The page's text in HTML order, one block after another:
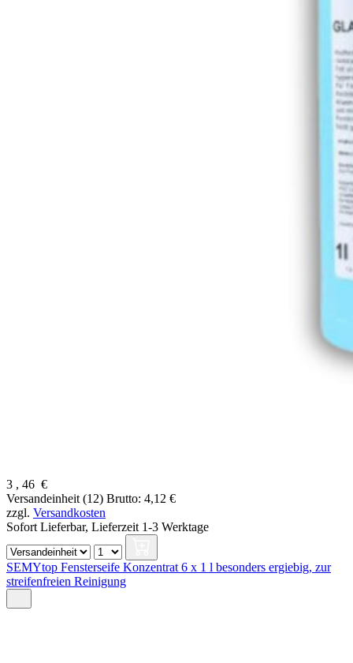
3 , 46 €
Versandeinheit (12) Brutto: 4,12 €
zzgl. Versandkosten
Sofort Lieferbar, Lieferzeit 1-3 Werktage
SEMYtop Fensterseife Konzentrat 6 x 1 l besonders ergiebig, zur
streifenfreien Reinigung